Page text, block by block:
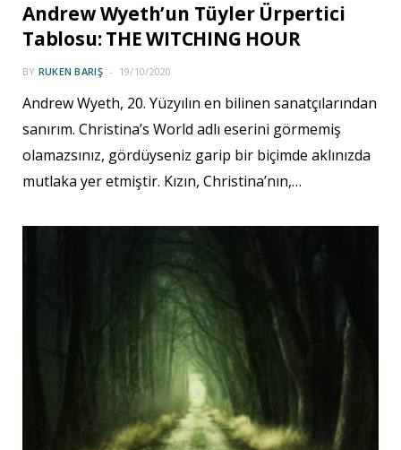
Andrew Wyeth’un Tüyler Ürpertici
Tablosu: THE WITCHING HOUR
BY RUKEN BARIŞ 19/10/2020
Andrew Wyeth, 20. Yüzyılın en bilinen sanatçılarından
sanırım. Christina’s World adlı eserini görmemiş
olamazsınız, gördüyseniz garip bir biçimde aklınızda
mutlaka yer etmiştir. Kızın, Christina’nın,…